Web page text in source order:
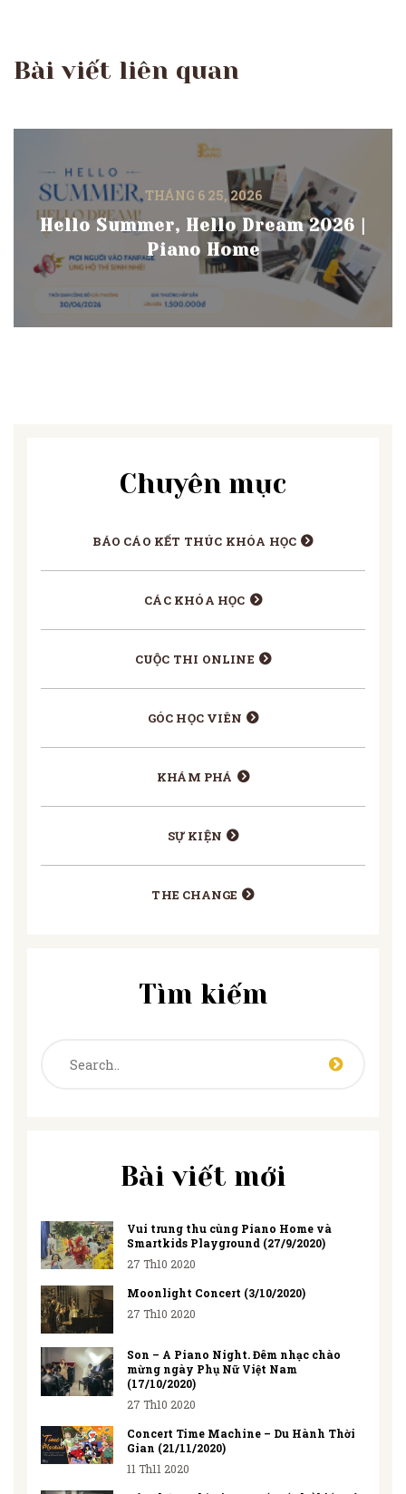
Bài viết liên quan
THÁNG 6 25, 2026
Hello Summer, Hello Dream 2026 |
Piano Home
Chuyên mục
BÁO CÁO KẾT THÚC KHÓA HỌC
CÁC KHÓA HỌC
CUỘC THI ONLINE
GÓC HỌC VIÊN
KHÁM PHÁ
SỰ KIỆN
THE CHANGE
Tìm kiếm
Bài viết mới
Vui trung thu cùng Piano Home và
Smartkids Playground (27/9/2020)
27 Th10 2020
Moonlight Concert (3/10/2020)
27 Th10 2020
Son – A Piano Night. Đêm nhạc chào
mừng ngày Phụ Nữ Việt Nam
(17/10/2020)
27 Th10 2020
Concert Time Machine – Du Hành Thời
Gian (21/11/2020)
11 Th11 2020